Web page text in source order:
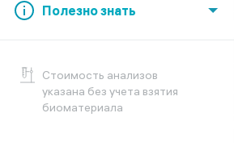
Полезно знать
Cтоимость анализов
указана без учета взятия
биоматериала